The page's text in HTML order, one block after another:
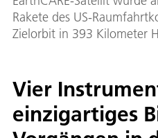
Rakete des US-
Zielorbit in 393 Kilometer
Vier
einzigartiges